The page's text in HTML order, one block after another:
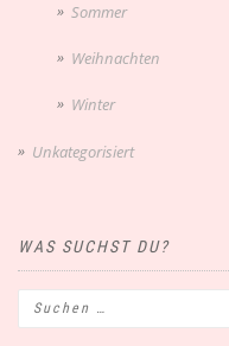
Sommer
Weihnachten
Winter
Unkategorisiert
WAS SUCHST DU?